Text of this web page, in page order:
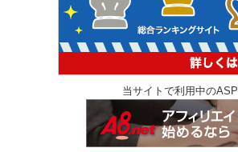
当サイトで利用中のASP